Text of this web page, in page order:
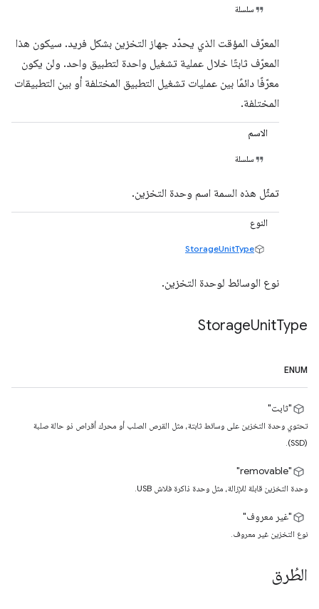
سلسلة
المعرّف المؤقت الذي يحدّد جهاز التخزين بشكل فريد. سيكون هذا
المعرّف ثابتًا خلال عملية تشغيل واحدة لتطبيق واحد. ولن يكون
معرّفًا دائمًا بين عمليات تشغيل التطبيق المختلفة أو بين التطبيقات
المختلفة.
الاسم
سلسلة
تمثّل هذه السمة اسم وحدة التخزين.
النوع
StorageUnitType
نوع الوسائط لوحدة التخزين.
StorageUnitType
ENUM
"ثابت"
تحتوي وحدة التخزين على وسائط ثابتة، مثل القرص الصلب أو محرك أقراص ذو حالة صلبة
(SSD).
"removable"
وحدة التخزين قابلة للإزالة، مثل وحدة ذاكرة فلاش USB.
"غير معروف"
نوع التخزين غير معروف.
الطُرق